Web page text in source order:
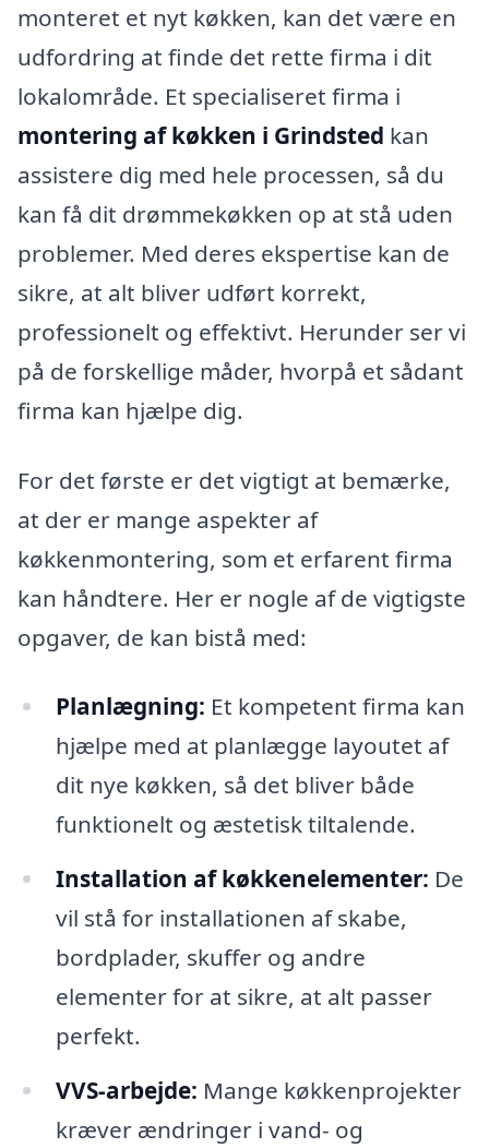
monteret et nyt køkken, kan det være en
udfordring at finde det rette firma i dit
lokalområde. Et specialiseret firma i
montering af køkken i Grindsted kan
assistere dig med hele processen, så du
kan få dit drømmekøkken op at stå uden
problemer. Med deres ekspertise kan de
sikre, at alt bliver udført korrekt,
professionelt og effektivt. Herunder ser vi
på de forskellige måder, hvorpå et sådant
firma kan hjælpe dig.
For det første er det vigtigt at bemærke,
at der er mange aspekter af
køkkenmontering, som et erfarent firma
kan håndtere. Her er nogle af de vigtigste
opgaver, de kan bistå med:
Planlægning: Et kompetent firma kan
hjælpe med at planlægge layoutet af
dit nye køkken, så det bliver både
funktionelt og æstetisk tiltalende.
Installation af køkkenelementer: De
vil stå for installationen af skabe,
bordplader, skuffer og andre
elementer for at sikre, at alt passer
perfekt.
VVS-arbejde: Mange køkkenprojekter
kræver ændringer i vand- og